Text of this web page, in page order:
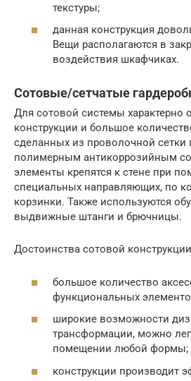
текстуры;
данная конструкция
Вещи располагаются в
воздействия шкафчиках.
Сотовые/сетчатые
Для сотовой системы характерно
конструкции и большое
сделанных из проволочной сетки
полимерным антикоррозийным
элементы крепятся к стене при
специальных направляющих, по
корзинки. Также используются
выдвижные штанги и брючницы.
Достоинства сотовой
большое количество
функциональных
широкие возможности
трансформации, можно
помещении любой формы;
конструкции производит